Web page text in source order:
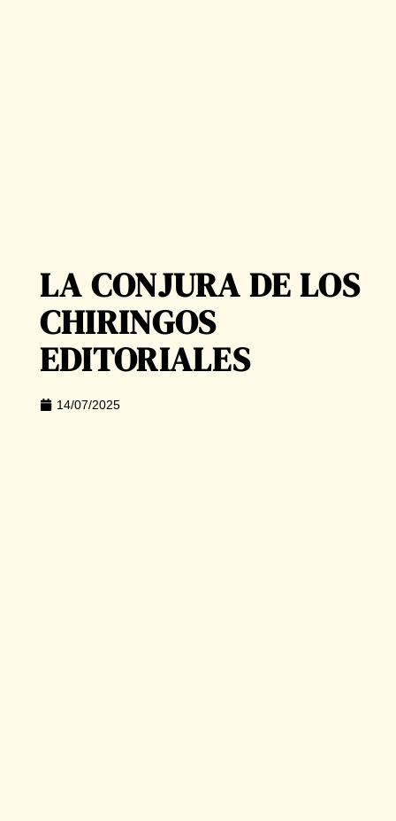
LA CONJURA DE LOS
CHIRINGOS
EDITORIALES
14/07/2025